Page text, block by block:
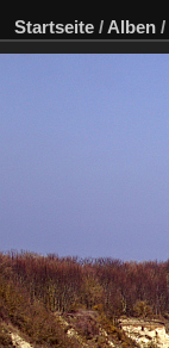
Startseite / Alben /